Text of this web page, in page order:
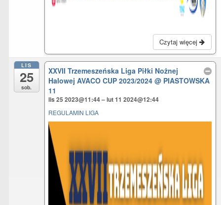
Czytaj więcej
LIS
25
sob.
XXVII Trzemeszeńska Liga Piłki Nożnej
Halowej AVACO CUP 2023/2024@ PIASTOWSKA
11
lis 25 2023@11:44 – lut 11 2024@12:44
REGULAMIN LIGA